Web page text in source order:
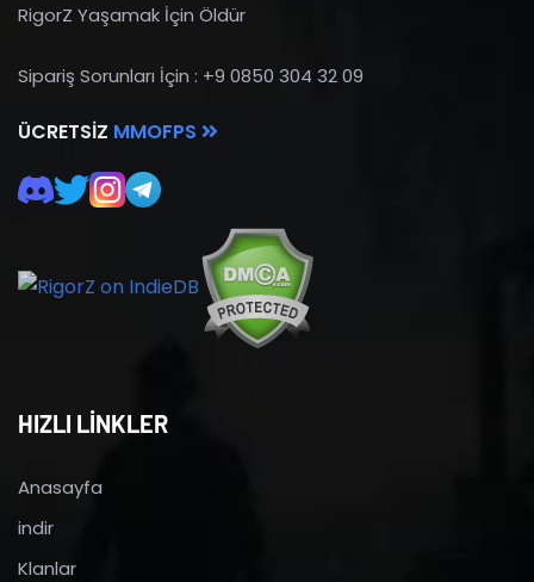
RigorZ Yaşamak İçin Öldür
Sipariş Sorunları İçin : +9 0850 304 32 09
ÜCRETSIZ MMOFPS
HIZLI LİNKLER
Anasayfa
indir
Klanlar